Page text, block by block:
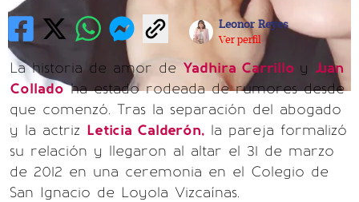
Leonor Reyes
Ver perfil
La historia de amor de Yadhira Carrillo y Juan
Colladoha estado rodeada de rumores desde
que comenzó. Tras la separación del abogado
y la actriz Leticia Calderón, la pareja formalizó
su relación y llegaron al altar el 31 de marzo
de 2012 en una ceremonia en el Colegio de
San Ignacio de Loyola Vizcaínas.